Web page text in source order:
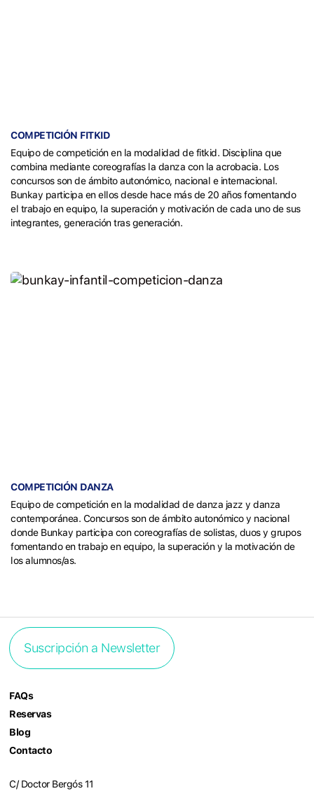
COMPETICIÓN FITKID
Equipo de competición en la modalidad de fitkid. Disciplina que
combina mediante coreografías la danza con la acrobacia. Los
concursos son de ámbito autonómico, nacional e internacional.
Bunkay participa en ellos desde hace más de 20 años fomentando
el trabajo en equipo, la superación y motivación de cada uno de sus
integrantes, generación tras generación.
COMPETICIÓN DANZA
Equipo de competición en la modalidad de danza jazz y danza
contemporánea. Concursos son de ámbito autonómico y nacional
donde Bunkay participa con coreografías de solistas, duos y grupos
fomentando en trabajo en equipo, la superación y la motivación de
los alumnos/as.
Suscripción a Newsletter
FAQs
Reservas
Blog
Contacto
C/ Doctor Bergós 11